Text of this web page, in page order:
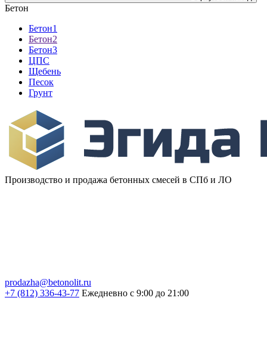
Бетон
Бетон1
Бетон2
Бетон3
ЦПС
Щебень
Песок
Грунт
Производство и продажа бетонных смесей в СПб и ЛО
prodazha@betonolit.ru
+7 (812) 336-43-77 Ежедневно с 9:00 до 21:00